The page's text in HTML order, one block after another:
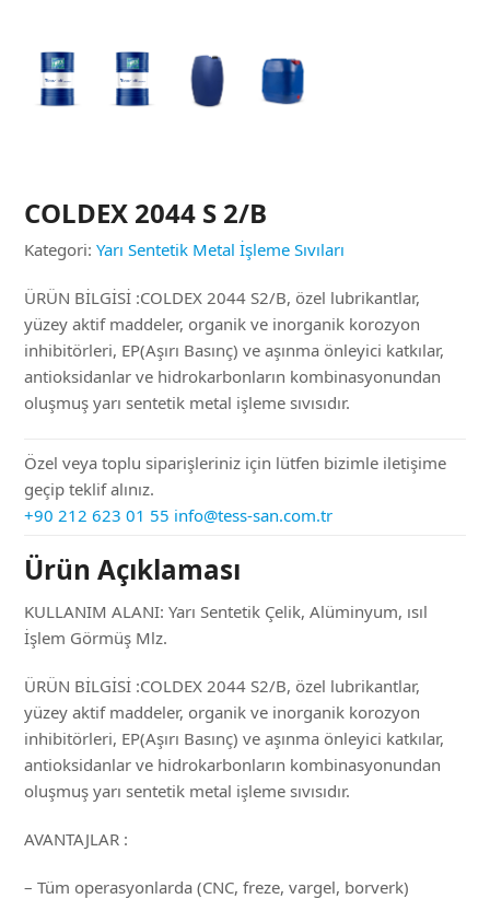
COLDEX 2044 S 2/B
Kategori: Yarı Sentetik Metal İşleme Sıvıları
ÜRÜN BİLGİSİ :COLDEX 2044 S2/B, özel lubrikantlar,
yüzey aktif maddeler, organik ve inorganik korozyon
inhibitörleri, EP(Aşırı Basınç) ve aşınma önleyici katkılar,
antioksidanlar ve hidrokarbonların kombinasyonundan
oluşmuş yarı sentetik metal işleme sıvısıdır.
Özel veya toplu siparişleriniz için lütfen bizimle iletişime
geçip teklif alınız.
+90 212 623 01 55 info@tess-san.com.tr
Ürün Açıklaması
KULLANIM ALANI: Yarı Sentetik Çelik, Alüminyum, ısıl
İşlem Görmüş Mlz.
ÜRÜN BİLGİSİ :COLDEX 2044 S2/B, özel lubrikantlar,
yüzey aktif maddeler, organik ve inorganik korozyon
inhibitörleri, EP(Aşırı Basınç) ve aşınma önleyici katkılar,
antioksidanlar ve hidrokarbonların kombinasyonundan
oluşmuş yarı sentetik metal işleme sıvısıdır.
AVANTAJLAR :
– Tüm operasyonlarda (CNC, freze, vargel, borverk)